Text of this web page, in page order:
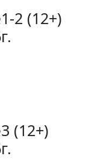
(12+)
(12+)